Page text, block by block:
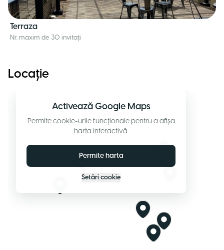
Terraza
Nr. maxim de 30 invitați
Locație
Activează Google Maps
Permite cookie-urile funcționale pentru a afișa
harta interactivă.
Permite harta
Setări cookie